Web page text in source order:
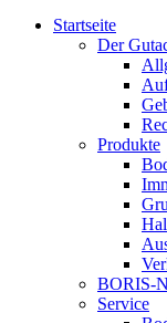
Startseite
Der
Produkte
BORIS-
Service